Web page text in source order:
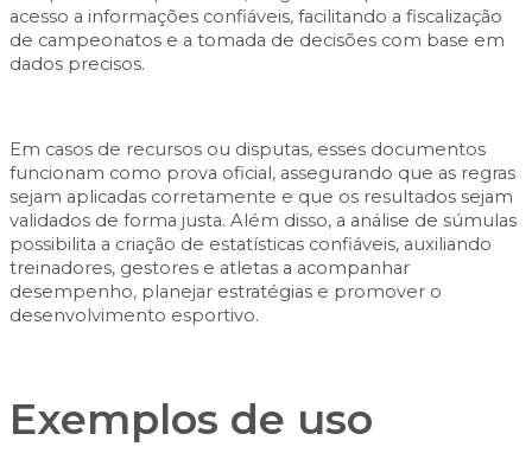
acesso a informações confiáveis, facilitando a fiscalização
de campeonatos e a tomada de decisões com base em
dados precisos.
Em casos de recursos ou disputas, esses documentos
funcionam como prova oficial, assegurando que as regras
sejam aplicadas corretamente e que os resultados sejam
validados de forma justa. Além disso, a análise de súmulas
possibilita a criação de estatísticas confiáveis, auxiliando
treinadores, gestores e atletas a acompanhar
desempenho, planejar estratégias e promover o
desenvolvimento esportivo.
Exemplos de uso